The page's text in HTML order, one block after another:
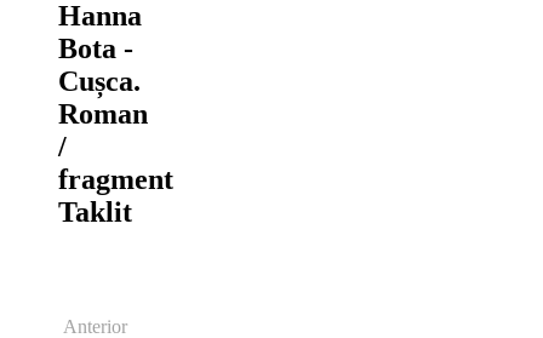
Hanna
Bota ‑
Cușca.
Roman
/
fragment
Taklit
Anterior